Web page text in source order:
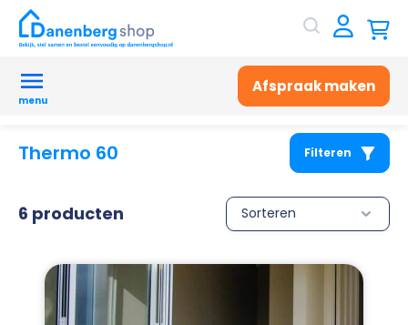
menu
Afspraak maken
Thermo 60 Filteren
6 producten